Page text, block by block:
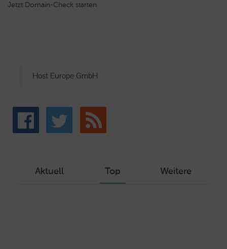
Jetzt Domain-Check starten
Host Europe GmbH
Aktuell Top Weitere